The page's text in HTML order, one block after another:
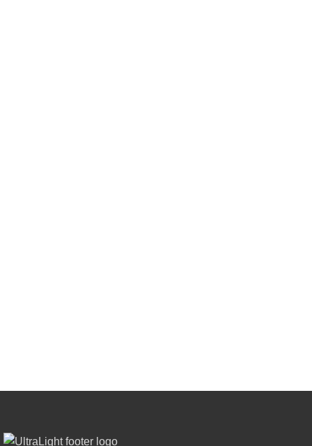
LED